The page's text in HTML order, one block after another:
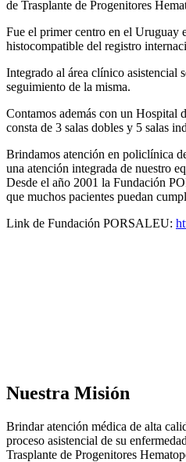
de Trasplante de Progenitores
Fue el primer centro en el Uruguay
histocompatible del registro
Integrado al área clínico asistencial
seguimiento de la misma.
Contamos además con un Hospital
consta de 3 salas dobles y 5 salas
Brindamos atención en policlínica
una atención integrada de nuestro
Desde el año 2001 la Fundación
que muchos pacientes puedan
Link de Fundación PORSALEU:
Nuestra Misión
Brindar atención médica de alta
proceso asistencial de su
Trasplante de Progenitores